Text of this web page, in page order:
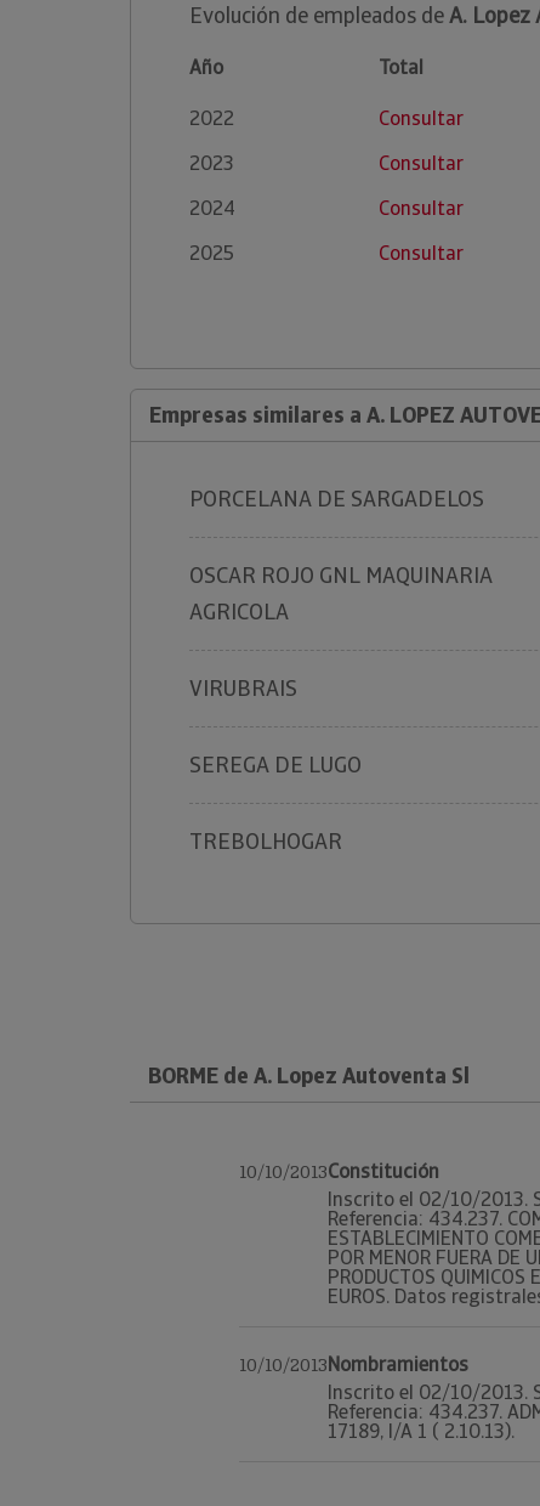
Evolución de empleados deA. Lopez
Año Total
2022
Consultar
2023
Consultar
2024
Consultar
2025
Consultar
Empresas similares a A. LOPEZ
PORCELANA DE SARGADELOS
OSCAR ROJO GNL MAQUINARIA
AGRICOLA
VIRUBRAIS
SEREGA DE LUGO
TREBOLHOGAR
BORME de A. Lopez Autoventa Sl
10/10/2013Constitución
Inscrito el 02/10/2013.
Referencia: 434.237.
ESTABLECIMIENTO
POR MENOR FUERA DE
PRODUCTOS
EUROS. Datos
10/10/2013Nombramientos
Inscrito el 02/10/2013.
Referencia: 434.237.
17189, I/A 1 ( 2.10.13).